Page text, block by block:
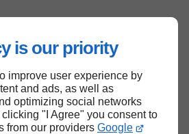
is our priority
improve user experience by
and ads, as well as
optimizing social networks
"I Agree" you consent to
from our providers Google
Haut de page